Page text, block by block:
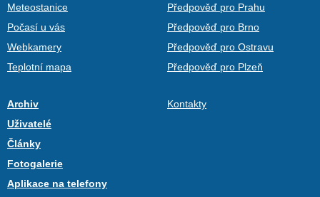
Meteostanice
Počasí u vás
Webkamery
Teplotní mapa
Předpověď pro Prahu
Předpověď pro Brno
Předpověď pro Ostravu
Předpověď pro Plzeň
Archiv
Uživatelé
Články
Fotogalerie
Aplikace na telefony
Kontakty